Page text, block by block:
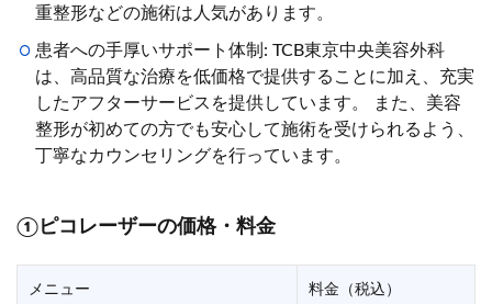
重整形などの施術は人気があります。
患者への手厚いサポート体制: TCB東京中央美容外科
は、高品質な治療を低価格で提供することに加え、充実
したアフターサービスを提供しています。 また、美容
整形が初めての方でも安心して施術を受けられるよう、
丁寧なカウンセリングを行っています。
①ピコレーザーの価格・料金
メニュー 料金（税込）